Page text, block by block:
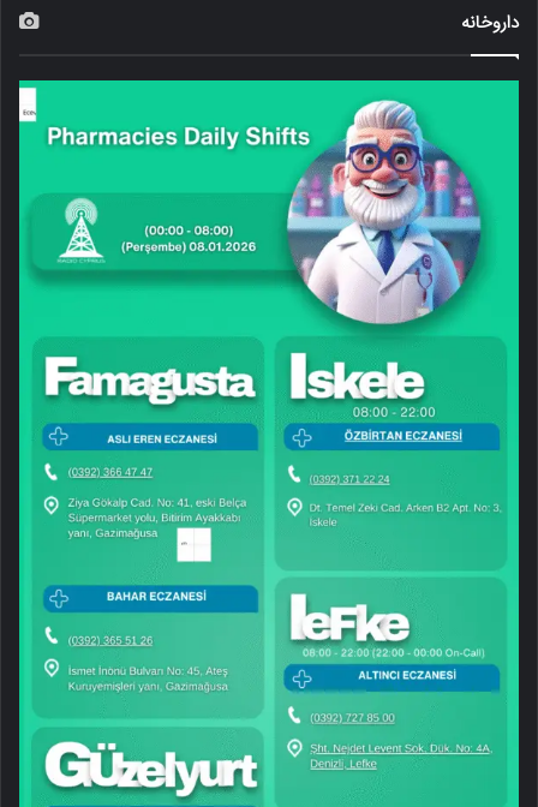
داروخانه